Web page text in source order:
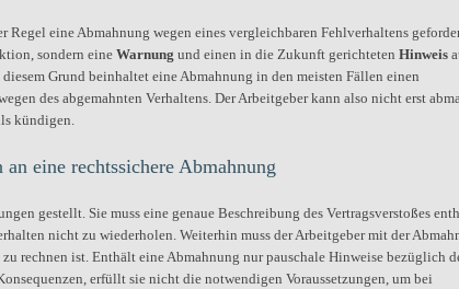
eine Abmahnung wegen eines vergleichbaren Fehlverhaltens
sondern eine Warnung und einen in die Zukunft gerichteten Hinweis
Grund beinhaltet eine Abmahnung in den meisten Fällen einen
des abgemahnten Verhaltens. Der Arbeitgeber kann also nicht erst
kündigen.
eine rechtssichere Abmahnung
gestellt. Sie muss eine genaue Beschreibung des Vertragsverstoßes
nicht zu wiederholen. Weiterhin muss der Arbeitgeber mit der
rechnen ist. Enthält eine Abmahnung nur pauschale Hinweise bezüglich
erfüllt sie nicht die notwendigen Voraussetzungen, um bei